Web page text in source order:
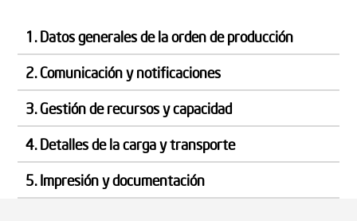
1. Datos generales de la orden de producción
2. Comunicación y notificaciones
3. Gestión de recursos y capacidad
4. Detalles de la carga y transporte
5. Impresión y documentación